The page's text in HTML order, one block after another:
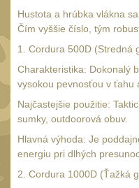
Vyhledávací
Čelové svetlá -
čelovky 4
Svítilny pro
AA/AAA/14500 Li-
Svítilny pro 18650
baterie
5
Hustota a hrúbka vlákna
Čím vyššie číslo, tým
1. Cordura 500D (Stredná
Charakteristika: Dokonalý
vysokou pevnosťou v ťahu
Najčastejšie použitie:
sumky, outdoorová obuv.
Hlavná výhoda: Je
energiu pri dlhých
2. Cordura 1000D (Ťažká